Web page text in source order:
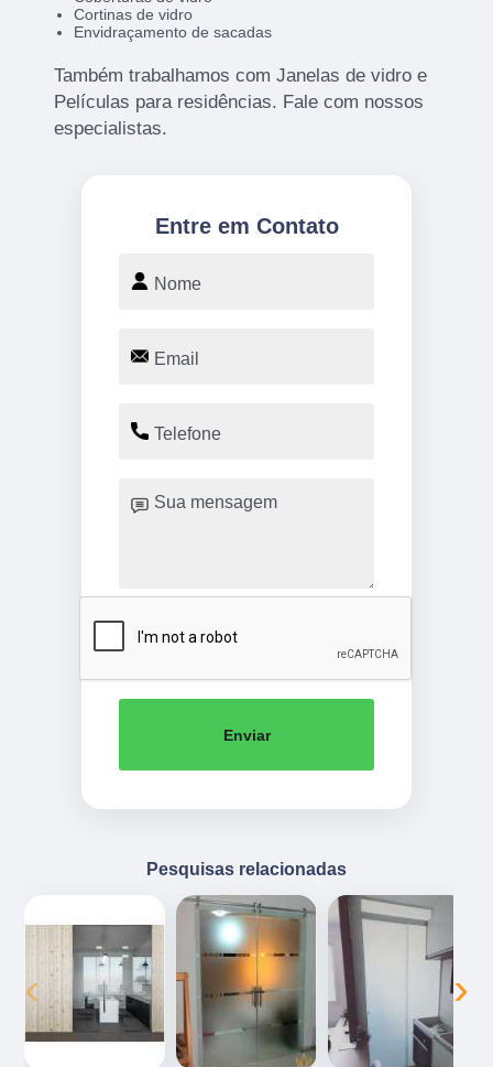
Cortinas de vidro
Envidraçamento de sacadas
Também trabalhamos com Janelas de vidro e
Películas para residências. Fale com nossos
especialistas.
Entre em Contato
Enviar
Pesquisas relacionadas
‹ ›